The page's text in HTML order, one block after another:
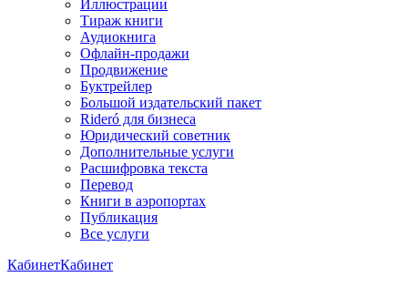
Иллюстрации
Тираж книги
Аудиокнига
Офлайн-продажи
Продвижение
Буктрейлер
Большой издательский пакет
Rideró для бизнеса
Юридический советник
Дополнительные услуги
Расшифровка текста
Перевод
Книги в аэропортах
Публикация
Все услуги
КабинетКабинет